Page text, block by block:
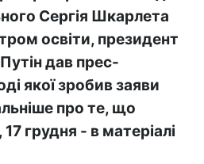
Сергія Шкарлета
освіти, президент
дав прес-
якої зробив заяви
про те, що
грудня - в матеріалі